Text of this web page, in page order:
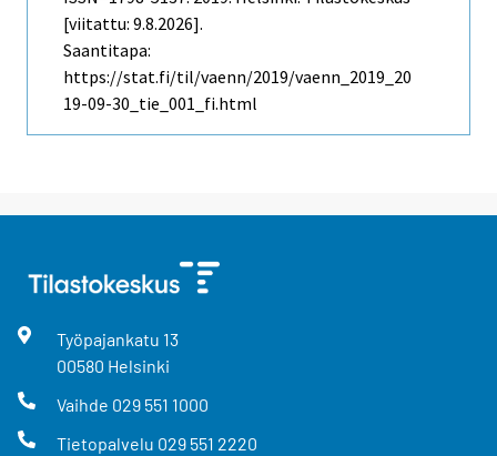
[viitattu: 9.8.2026].
Saantitapa:
https://stat.fi/til/vaenn/2019/vaenn_2019_20
19-09-30_tie_001_fi.html
Työpajankatu 13
00580 Helsinki
Vaihde 029 551 1000
Tietopalvelu 029 551 2220